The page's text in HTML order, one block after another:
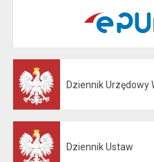
Dziennik Urzędowy
Dziennik Ustaw